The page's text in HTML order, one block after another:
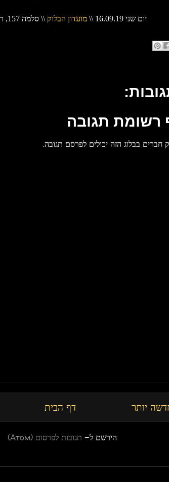
יום שני 16.09.19 \\ מועדון הבלוק \\ סלמה 157, תל אביב
רשומת תגובה
חברים בבלוג הזה יכולים לפרסם תגובה.
יותר דף הבית
הירשם ל- תגובות לפרסום (Atom)